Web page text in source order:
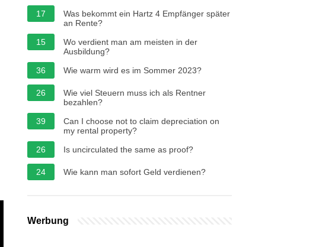
17
Was bekommt ein Hartz 4 Empfänger später
an Rente?
15
Wo verdient man am meisten in der
Ausbildung?
36
Wie warm wird es im Sommer 2023?
26
Wie viel Steuern muss ich als Rentner
bezahlen?
39
Can I choose not to claim depreciation on
my rental property?
26
Is uncirculated the same as proof?
24 Wie kann man sofort Geld verdienen?
Werbung